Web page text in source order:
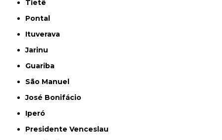
Tietê
Pontal
Ituverava
Jarinu
Guariba
São Manuel
José Bonifácio
Iperó
Presidente Venceslau